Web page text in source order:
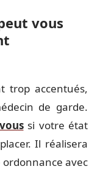
vous
trop accentués,
de garde.
si votre état
Il réalisera
avec